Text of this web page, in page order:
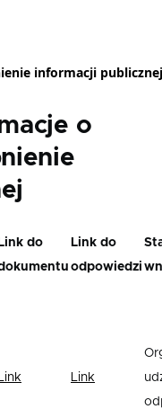
informacji publicznej
o
Link do
Link do
odpowiedzi
Link Link